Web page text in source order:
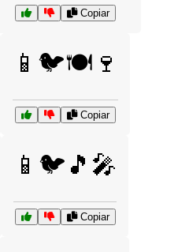
Copiar
📱🐦🍽️🍷
Copiar
📱🐦🎵🎤
Copiar